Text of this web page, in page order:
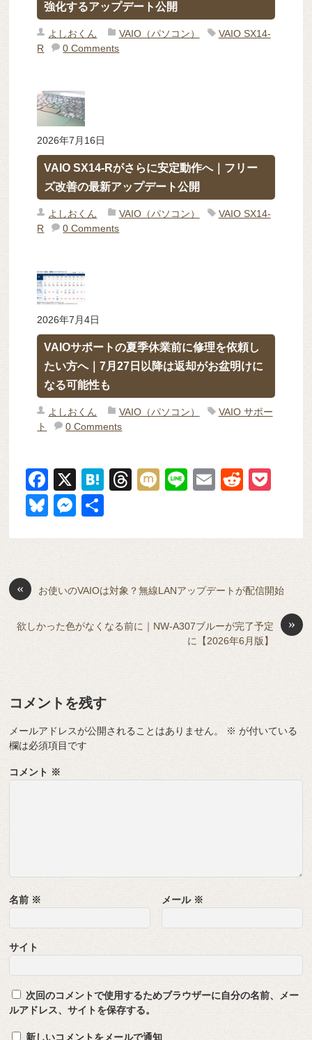
強化するアップデート公開
よしおくん VAIO（パソコン）
VAIO SX14-
R
0 Comments
2026年7月16日
VAIO SX14-Rがさらに安定動作へ｜フリー
ズ改善の最新アップデート公開
よしおくん VAIO（パソコン）
VAIO SX14-
R
0 Comments
2026年7月4日
VAIOサポートの夏季休業前に修理を依頼し
たい方へ｜7月27日以降は返却がお盆明けに
なる可能性も
よしおくん VAIO（パソコン）
VAIO サポー
ト
0 Comments
F
a
c
e
o
k
X
H
n
T
a
s
M
Li
E
R
di et
Bl
y
M
e
n
g
er
« お使いのVAIOは対象？無線LANアップデートが配信開始
»
欲しかった色がなくなる前に｜NW-A307ブルーが完了予定
に【2026年6月版】
コメントを残す
メールアドレスが公開されることはありません。 ※ が付いている
欄は必須項目です
コメント ※
名前 ※ メール ※
サイト
次回のコメントで使用するためブラウザーに自分の名前、メー
ルアドレス、サイトを保存する。
新しいコメントをメールで通知